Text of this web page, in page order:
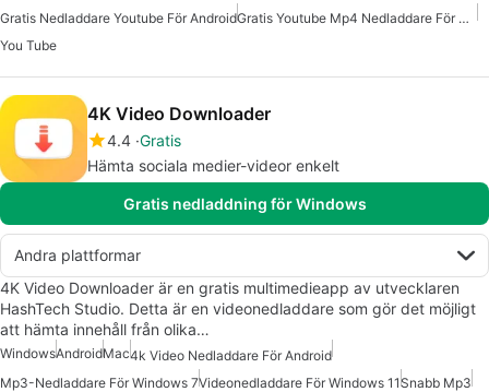
Gratis Nedladdare Youtube För Android
Gratis Youtube Mp4 Nedladdare För Android
You Tube
4K Video Downloader
4.4 Gratis
Hämta sociala medier-videor enkelt
Gratis nedladdning för Windows
Andra plattformar
4K Video Downloader är en gratis multimedieapp av utvecklaren
HashTech Studio. Detta är en videonedladdare som gör det möjligt
att hämta innehåll från olika…
WindowsAndroidMac4k Video Nedladdare För Android
Mp3-Nedladdare För Windows 7Videonedladdare För Windows 11 Snabb Mp3